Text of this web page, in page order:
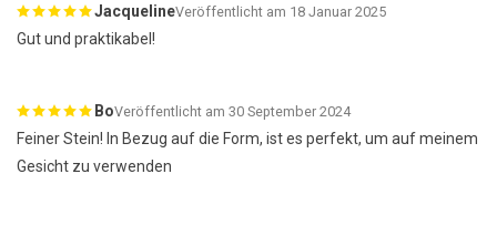
JacquelineVeröffentlicht am 18 Januar 2025
Gut und praktikabel!
BoVeröffentlicht am 30 September 2024
Feiner Stein! In Bezug auf die Form, ist es perfekt, um auf meinem
Gesicht zu verwenden